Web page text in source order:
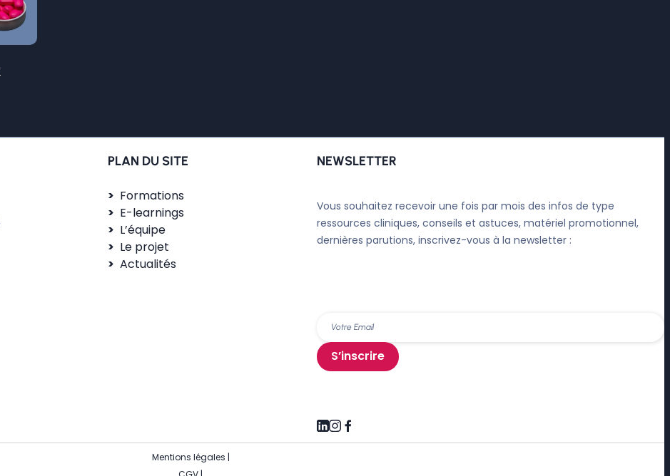
PLAN DU SITE
Formations
E-learnings
L’équipe
Le projet
Actualités
NEWSLETTER
Vous souhaitez recevoir une fois par mois des infos de type
ressources cliniques, conseils et astuces, matériel promotionnel,
dernières parutions, inscrivez-vous à la newsletter :
S’inscrire
Mentions légales |